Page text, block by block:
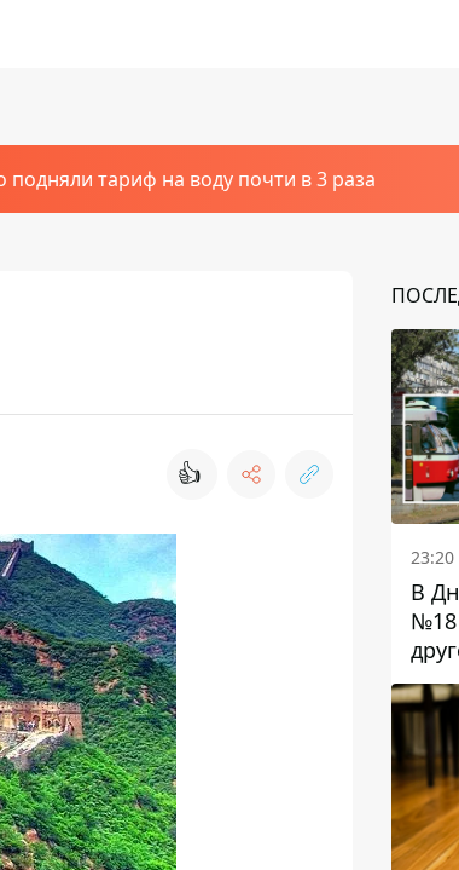
тариф на воду почти в 3 раза
👍
23:20
В
№18